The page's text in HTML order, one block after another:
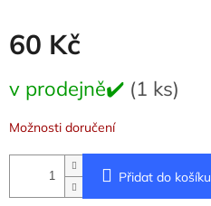
60 Kč
cena:
v prodejně✔️ (1 ks)
Možnosti doručení
Přidat do košíku